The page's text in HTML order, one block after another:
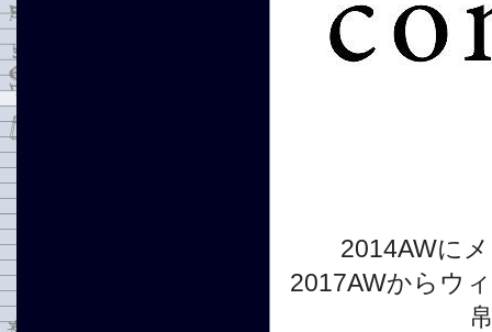
2014AWに
2017AWからウ